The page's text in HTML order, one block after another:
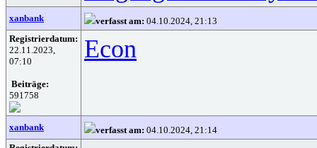
xanbank verfasst am: 04.10.2024, 21:13
Registrierdatum:
22.11.2023,
07:10
Beiträge:
591758
Econ
xanbank verfasst am: 04.10.2024, 21:14